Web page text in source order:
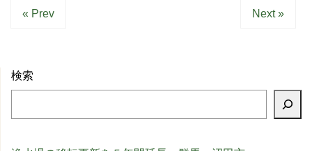
« Prev Next »
検索